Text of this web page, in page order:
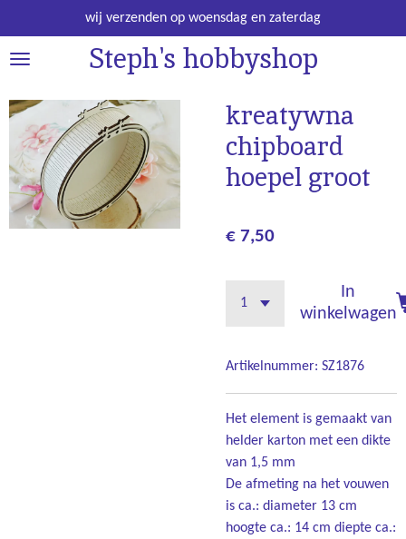
direct
naar
hoofdinhoud
Steph's hobbyshop
wij verzenden op woensdag en zaterdag
kreatywna
chipboard
hoepel groot
€ 7,50
In
winkelwagen
Artikelnummer: SZ1876
Het element is gemaakt van
helder karton met een dikte
van 1,5 mm
De afmeting na het vouwen
is ca.: diameter 13 cm
hoogte ca.: 14 cm diepte ca.: